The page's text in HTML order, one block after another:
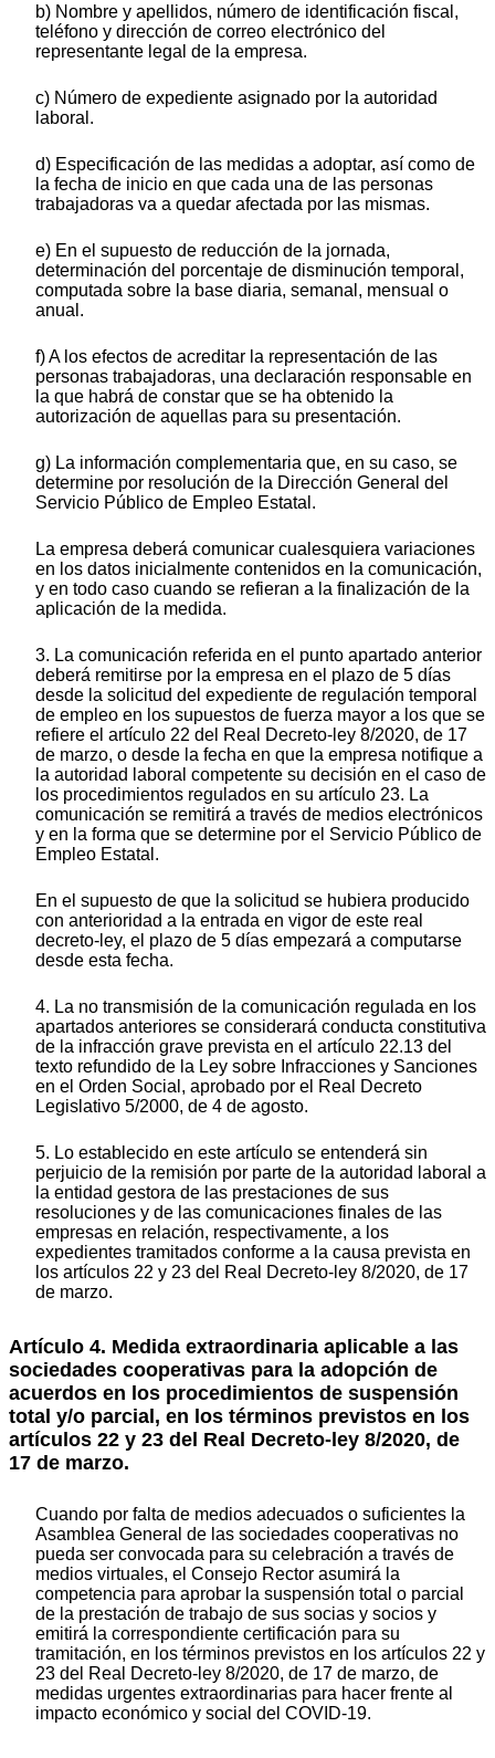
b) Nombre y apellidos, número de identificación fiscal,
teléfono y dirección de correo electrónico del
representante legal de la empresa.
c) Número de expediente asignado por la autoridad
laboral.
d) Especificación de las medidas a adoptar, así como de
la fecha de inicio en que cada una de las personas
trabajadoras va a quedar afectada por las mismas.
e) En el supuesto de reducción de la jornada,
determinación del porcentaje de disminución temporal,
computada sobre la base diaria, semanal, mensual o
anual.
f) A los efectos de acreditar la representación de las
personas trabajadoras, una declaración responsable en
la que habrá de constar que se ha obtenido la
autorización de aquellas para su presentación.
g) La información complementaria que, en su caso, se
determine por resolución de la Dirección General del
Servicio Público de Empleo Estatal.
La empresa deberá comunicar cualesquiera variaciones
en los datos inicialmente contenidos en la comunicación,
y en todo caso cuando se refieran a la finalización de la
aplicación de la medida.
3. La comunicación referida en el punto apartado anterior
deberá remitirse por la empresa en el plazo de 5 días
desde la solicitud del expediente de regulación temporal
de empleo en los supuestos de fuerza mayor a los que se
refiere el artículo 22 del Real Decreto-ley 8/2020, de 17
de marzo, o desde la fecha en que la empresa notifique a
la autoridad laboral competente su decisión en el caso de
los procedimientos regulados en su artículo 23. La
comunicación se remitirá a través de medios electrónicos
y en la forma que se determine por el Servicio Público de
Empleo Estatal.
En el supuesto de que la solicitud se hubiera producido
con anterioridad a la entrada en vigor de este real
decreto-ley, el plazo de 5 días empezará a computarse
desde esta fecha.
4. La no transmisión de la comunicación regulada en los
apartados anteriores se considerará conducta constitutiva
de la infracción grave prevista en el artículo 22.13 del
texto refundido de la Ley sobre Infracciones y Sanciones
en el Orden Social, aprobado por el Real Decreto
Legislativo 5/2000, de 4 de agosto.
5. Lo establecido en este artículo se entenderá sin
perjuicio de la remisión por parte de la autoridad laboral a
la entidad gestora de las prestaciones de sus
resoluciones y de las comunicaciones finales de las
empresas en relación, respectivamente, a los
expedientes tramitados conforme a la causa prevista en
los artículos 22 y 23 del Real Decreto-ley 8/2020, de 17
de marzo.
Artículo 4. Medida extraordinaria aplicable a las
sociedades cooperativas para la adopción de
acuerdos en los procedimientos de suspensión
total y/o parcial, en los términos previstos en los
artículos 22 y 23 del Real Decreto-ley 8/2020, de
17 de marzo.
Cuando por falta de medios adecuados o suficientes la
Asamblea General de las sociedades cooperativas no
pueda ser convocada para su celebración a través de
medios virtuales, el Consejo Rector asumirá la
competencia para aprobar la suspensión total o parcial
de la prestación de trabajo de sus socias y socios y
emitirá la correspondiente certificación para su
tramitación, en los términos previstos en los artículos 22 y
23 del Real Decreto-ley 8/2020, de 17 de marzo, de
medidas urgentes extraordinarias para hacer frente al
impacto económico y social del COVID-19.